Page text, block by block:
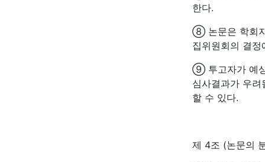
한다.
⑧ 논문은 학회
집위원회의 결
⑨ 투고자가 예
심사결과가 우
할 수 있다.
제 4조 (논문의